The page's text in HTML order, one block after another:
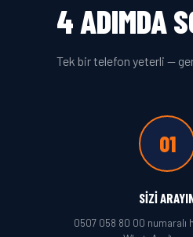
4 ADIMDA
Tek bir telefon yeterli —
01
SIZI
0507 058 80 00 numaralı